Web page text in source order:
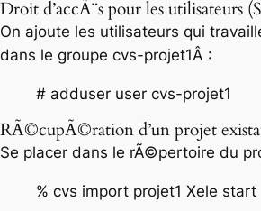
Droit d’accÃ¨s pour les utilisateurs
On ajoute les utilisateurs qui
dans le groupe cvs-projet1Â :
# adduser user cvs-projet1
RÃ©cupÃ©ration d’un projet
Se placer dans le rÃ©pertoire du
% cvs import projet1 Xele start